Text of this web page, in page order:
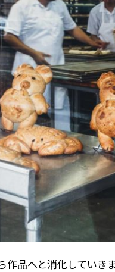
作品へと消化してい